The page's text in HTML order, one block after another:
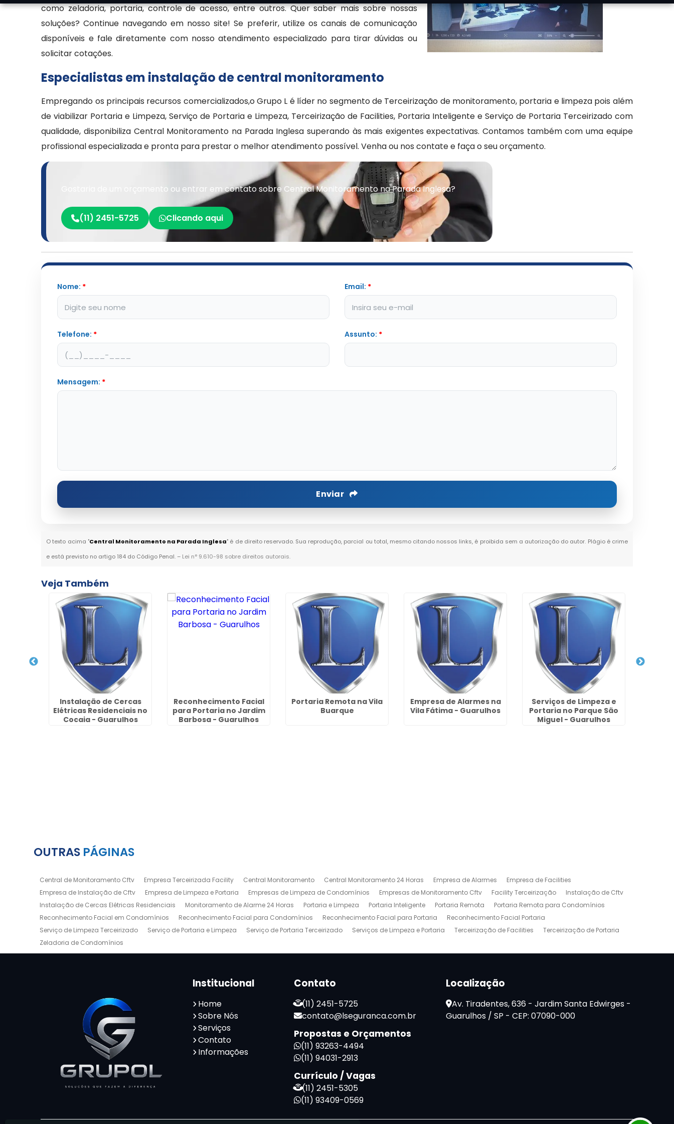
como zeladoria, portaria, controle de acesso, entre outros. Quer saber mais sobre nossas
soluções? Continue navegando em nosso site! Se preferir, utilize os canais de comunicação
disponíveis e fale diretamente com nosso atendimento especializado para tirar dúvidas ou
solicitar cotações.
Especialistas em instalação de central monitoramento
Empregando os principais recursos comercializados,o Grupo L é líder no segmento de Terceirização de monitoramento, portaria e limpeza pois além
de viabilizar Portaria e Limpeza, Serviço de Portaria e Limpeza, Terceirização de Facilities, Portaria Inteligente e Serviço de Portaria Terceirizado com
qualidade, disponibiliza Central Monitoramento na Parada Inglesa superando às mais exigentes expectativas. Contamos também com uma equipe
profissional especializada e pronta para prestar o melhor atendimento possível. Venha ou nos contate e faça o seu orçamento.
Gostaria de um orçamento ou entrar em contato sobre Central Monitoramento na Parada Inglesa?
(11) 2451-5725 Clicando aqui
Nome: * Email: *
Telefone: * Assunto: *
Mensagem: *
Enviar
O texto acima "Central Monitoramento na Parada Inglesa" é de direito reservado. Sua reprodução, parcial ou total, mesmo citando nossos links, é proibida sem a autorização do autor. Plágio é crime
e está previsto no artigo 184 do Código Penal. – Lei n° 9.610-98 sobre direitos autorais.
Veja Também
Instalação de Cercas
Elétricas Residenciais no
Cocaia - Guarulhos
Reconhecimento Facial
para Portaria no Jardim
Barbosa - Guarulhos
Portaria Remota na Vila
Buarque
Empresa de Alarmes na
Vila Fátima - Guarulhos
Serviços de Limpeza e
Portaria no Parque São
Miguel - Guarulhos
OUTRAS PÁGINAS
Central de Monitoramento Cftv Empresa Terceirizada Facility Central Monitoramento Central Monitoramento 24 Horas Empresa de Alarmes
Empresa de Facilities
Empresa de Instalação de Cftv
Empresa de Limpeza e Portaria Empresas de Limpeza de Condomínios Empresas de Monitoramento Cftv Facility Terceirização
Instalação de Cftv
Instalação de Cercas Elétricas Residenciais
Monitoramento de Alarme 24 Horas Portaria e Limpeza Portaria Inteligente Portaria Remota
Portaria Remota para Condomínios
Reconhecimento Facial em Condomínios
Reconhecimento Facial para Condomínios Reconhecimento Facial para Portaria
Reconhecimento Facial Portaria
Serviço de Limpeza Terceirizado
Serviço de Portaria e Limpeza Serviço de Portaria Terceirizado Serviços de Limpeza e Portaria Terceirização de Facilities
Terceirização de Portaria
Zeladoria de Condomínios
Institucional
Home
Sobre Nós
Serviços
Contato
Informações
Contato
(11) 2451-5725
contato@lseguranca.com.br
Propostas e Orçamentos
(11) 93263-4494
(11) 94031-2913
Currículo / Vagas
(11) 2451-5305
(11) 93409-0569
Localização
Av. Tiradentes, 636 - Jardim Santa Edwirges -
Guarulhos / SP - CEP: 07090-000